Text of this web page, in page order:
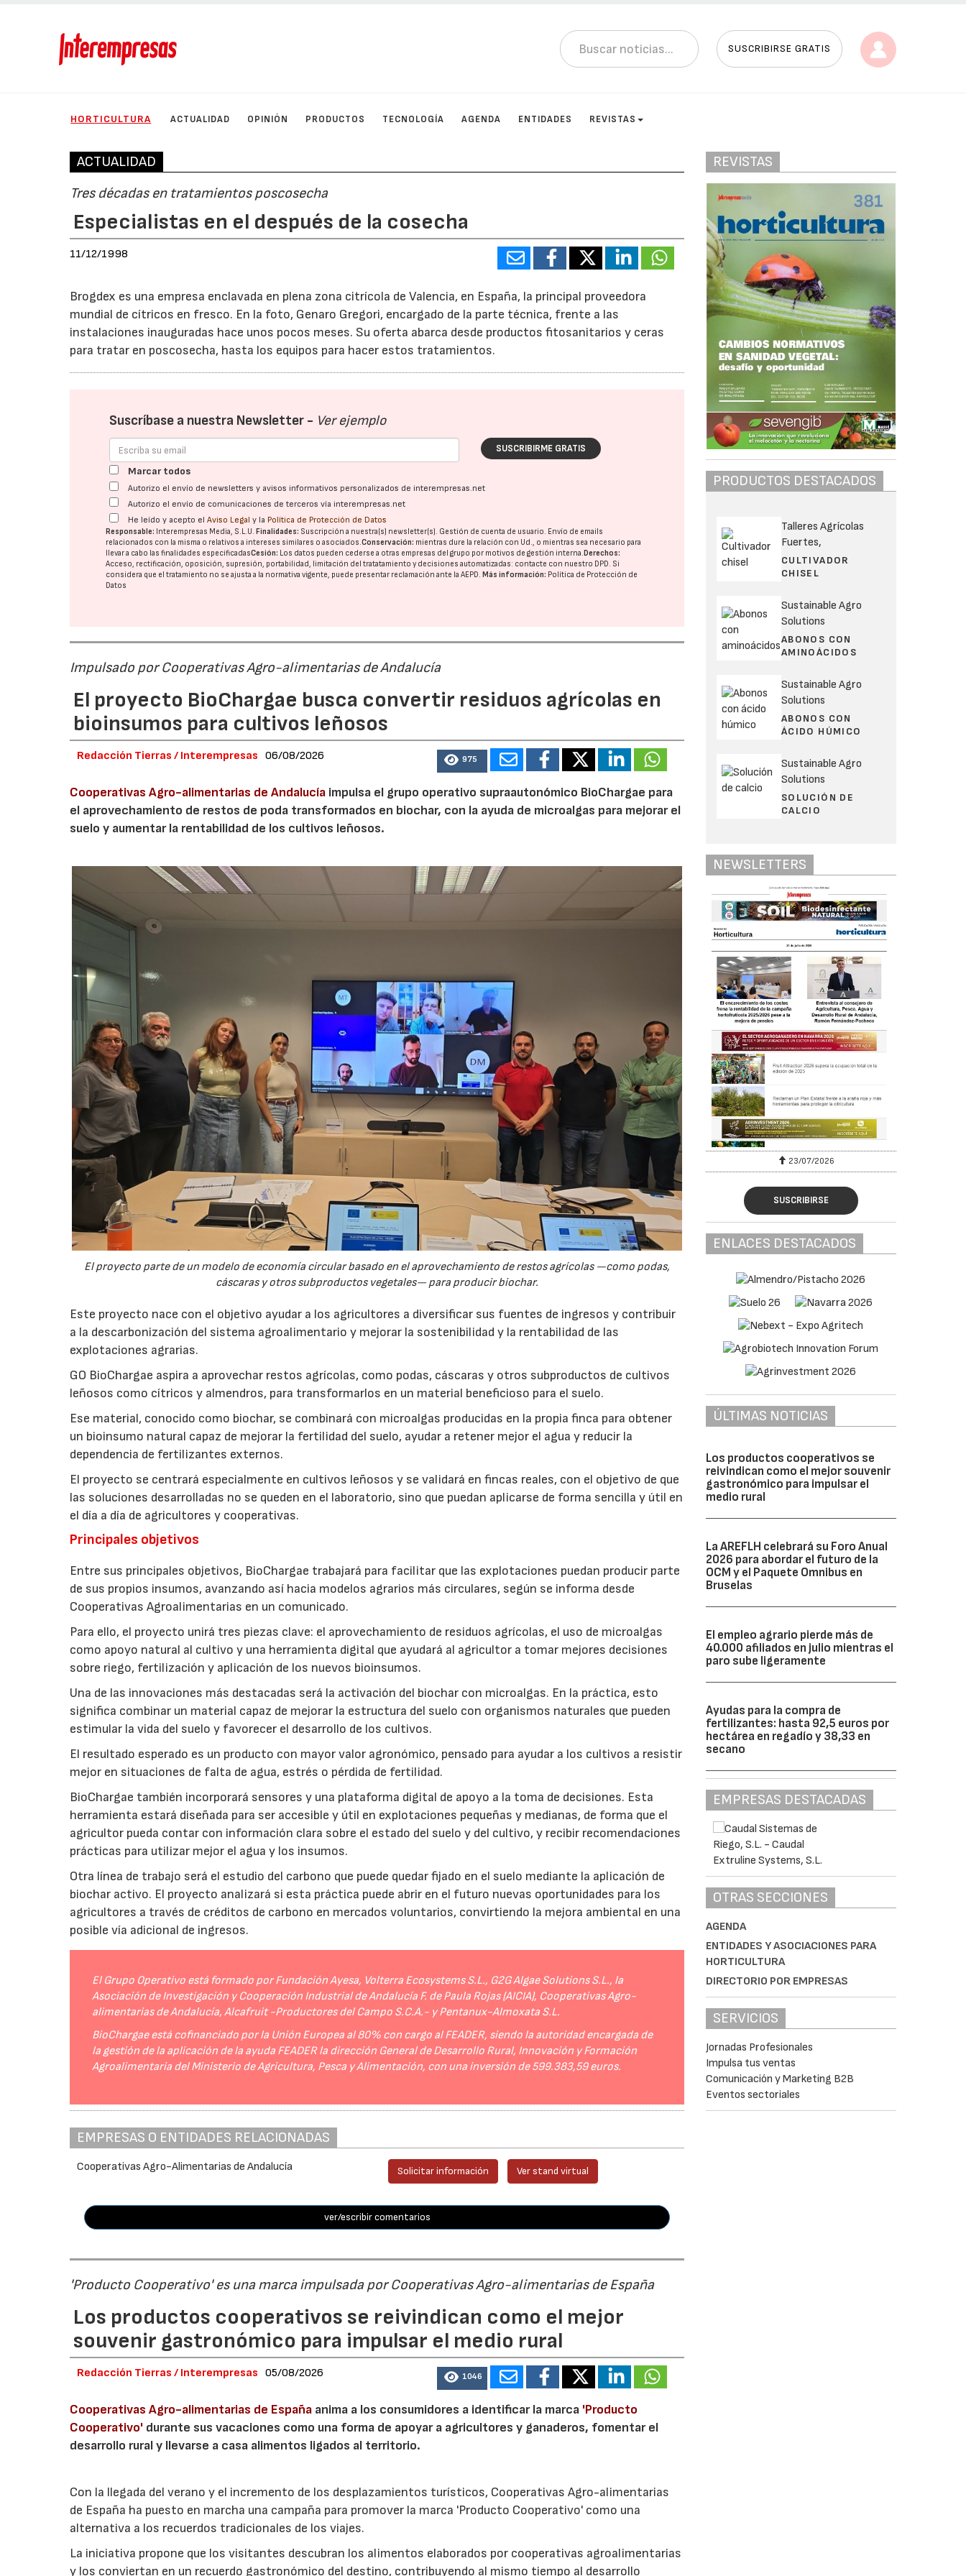
SUSCRIBIRSE GRATIS
HORTICULTURA ACTUALIDAD OPINIÓN PRODUCTOS TECNOLOGÍA AGENDA ENTIDADES REVISTAS
ACTUALIDAD
Tres décadas en tratamientos poscosecha
Especialistas en el después de la cosecha
11/12/1998
Brogdex es una empresa enclavada en plena zona citrícola de Valencia, en España, la principal proveedora
mundial de cítricos en fresco. En la foto, Genaro Gregori, encargado de la parte técnica, frente a las
instalaciones inauguradas hace unos pocos meses. Su oferta abarca desde productos fitosanitarios y ceras
para tratar en poscosecha, hasta los equipos para hacer estos tratamientos.
Suscríbase a nuestra Newsletter - Ver ejemplo
SUSCRIBIRME GRATIS
Marcar todos
Autorizo el envío de newsletters y avisos informativos personalizados de interempresas.net
Autorizo el envío de comunicaciones de terceros vía interempresas.net
He leído y acepto elAviso Legal y la Política de Protección de Datos
Responsable: Interempresas Media, S.L.U. Finalidades: Suscripción a nuestra(s) newsletter(s). Gestión de cuenta de usuario. Envío de emails
relacionados con la misma o relativos a intereses similares o asociados.Conservación: mientras dure la relación con Ud., o mientras sea necesario para
llevar a cabo las finalidades especificadasCesión: Los datos pueden cederse a otras empresas del grupo por motivos de gestión interna. Derechos:
Acceso, rectificación, oposición, supresión, portabilidad, limitación del tratatamiento y decisiones automatizadas: contacte con nuestro DPD. Si
considera que el tratamiento no se ajusta a la normativa vigente, puede presentar reclamación ante laAEPD. Más información: Política de Protección de
Datos
Impulsado por Cooperativas Agro-alimentarias de Andalucía
El proyecto BioChargae busca convertir residuos agrícolas en
bioinsumos para cultivos leñosos
Redacción Tierras / Interempresas 06/08/2026 975
Cooperativas Agro-alimentarias de Andalucía impulsa el grupo operativo supraautonómico BioChargae para
el aprovechamiento de restos de poda transformados en biochar, con la ayuda de microalgas para mejorar el
suelo y aumentar la rentabilidad de los cultivos leñosos.
El proyecto parte de un modelo de economía circular basado en el aprovechamiento de restos agrícolas —como podas,
cáscaras y otros subproductos vegetales— para producir biochar.
Este proyecto nace con el objetivo ayudar a los agricultores a diversificar sus fuentes de ingresos y contribuir
a la descarbonización del sistema agroalimentario y mejorar la sostenibilidad y la rentabilidad de las
explotaciones agrarias.
GO BioChargae aspira a aprovechar restos agrícolas, como podas, cáscaras y otros subproductos de cultivos
leñosos como cítricos y almendros, para transformarlos en un material beneficioso para el suelo.
Ese material, conocido como biochar, se combinará con microalgas producidas en la propia finca para obtener
un bioinsumo natural capaz de mejorar la fertilidad del suelo, ayudar a retener mejor el agua y reducir la
dependencia de fertilizantes externos.
El proyecto se centrará especialmente en cultivos leñosos y se validará en fincas reales, con el objetivo de que
las soluciones desarrolladas no se queden en el laboratorio, sino que puedan aplicarse de forma sencilla y útil en
el día a día de agricultores y cooperativas.
Principales objetivos
Entre sus principales objetivos, BioChargae trabajará para facilitar que las explotaciones puedan producir parte
de sus propios insumos, avanzando así hacia modelos agrarios más circulares, según se informa desde
Cooperativas Agroalimentarias en un comunicado.
Para ello, el proyecto unirá tres piezas clave: el aprovechamiento de residuos agrícolas, el uso de microalgas
como apoyo natural al cultivo y una herramienta digital que ayudará al agricultor a tomar mejores decisiones
sobre riego, fertilización y aplicación de los nuevos bioinsumos.
Una de las innovaciones más destacadas será la activación del biochar con microalgas. En la práctica, esto
significa combinar un material capaz de mejorar la estructura del suelo con organismos naturales que pueden
estimular la vida del suelo y favorecer el desarrollo de los cultivos.
El resultado esperado es un producto con mayor valor agronómico, pensado para ayudar a los cultivos a resistir
mejor en situaciones de falta de agua, estrés o pérdida de fertilidad.
BioChargae también incorporará sensores y una plataforma digital de apoyo a la toma de decisiones. Esta
herramienta estará diseñada para ser accesible y útil en explotaciones pequeñas y medianas, de forma que el
agricultor pueda contar con información clara sobre el estado del suelo y del cultivo, y recibir recomendaciones
prácticas para utilizar mejor el agua y los insumos.
Otra línea de trabajo será el estudio del carbono que puede quedar fijado en el suelo mediante la aplicación de
biochar activo. El proyecto analizará si esta práctica puede abrir en el futuro nuevas oportunidades para los
agricultores a través de créditos de carbono en mercados voluntarios, convirtiendo la mejora ambiental en una
posible vía adicional de ingresos.
El Grupo Operativo está formado por Fundación Ayesa, Volterra Ecosystems S.L., G2G Algae Solutions S.L., la
Asociación de Investigación y Cooperación Industrial de Andalucía F. de Paula Rojas (AICIA), Cooperativas Agro-
alimentarias de Andalucía, Alcafruit -Productores del Campo S.C.A.- y Pentanux-Almoxata S.L.
BioChargae está cofinanciado por la Unión Europea al 80% con cargo al FEADER, siendo la autoridad encargada de
la gestión de la aplicación de la ayuda FEADER la dirección General de Desarrollo Rural, Innovación y Formación
Agroalimentaria del Ministerio de Agricultura, Pesca y Alimentación, con una inversión de 599.383,59 euros.
EMPRESAS O ENTIDADES RELACIONADAS
Cooperativas Agro-Alimentarias de Andalucía Solicitar información Ver stand virtual
ver/escribir comentarios
'Producto Cooperativo' es una marca impulsada por Cooperativas Agro-alimentarias de España
Los productos cooperativos se reivindican como el mejor
souvenir gastronómico para impulsar el medio rural
Redacción Tierras / Interempresas 05/08/2026 1046
Cooperativas Agro-alimentarias de España anima a los consumidores a identificar la marca 'Producto
Cooperativo' durante sus vacaciones como una forma de apoyar a agricultores y ganaderos, fomentar el
desarrollo rural y llevarse a casa alimentos ligados al territorio.
Con la llegada del verano y el incremento de los desplazamientos turísticos, Cooperativas Agro-alimentarias
de España ha puesto en marcha una campaña para promover la marca 'Producto Cooperativo' como una
alternativa a los recuerdos tradicionales de los viajes.
La iniciativa propone que los visitantes descubran los alimentos elaborados por cooperativas agroalimentarias
y los conviertan en un recuerdo gastronómico del destino, contribuyendo al mismo tiempo al desarrollo
REVISTAS
PRODUCTOS DESTACADOS
Talleres Agrícolas
Fuertes,
CULTIVADOR
CHISEL
Sustainable Agro
Solutions
ABONOS CON
AMINOÁCIDOS
Sustainable Agro
Solutions
ABONOS CON
ÁCIDO HÚMICO
Sustainable Agro
Solutions
SOLUCIÓN DE
CALCIO
NEWSLETTERS
30/07/2026 23/07/2026
SUSCRIBIRSE
ENLACES DESTACADOS
ÚLTIMAS NOTICIAS
Los productos cooperativos se
reivindican como el mejor souvenir
gastronómico para impulsar el
medio rural
La AREFLH celebrará su Foro Anual
2026 para abordar el futuro de la
OCM y el Paquete Omnibus en
Bruselas
El empleo agrario pierde más de
40.000 afiliados en julio mientras el
paro sube ligeramente
Ayudas para la compra de
fertilizantes: hasta 92,5 euros por
hectárea en regadío y 38,33 en
secano
EMPRESAS DESTACADAS
OTRAS SECCIONES
AGENDA
ENTIDADES Y ASOCIACIONES PARA
HORTICULTURA
DIRECTORIO POR EMPRESAS
SERVICIOS
Jornadas Profesionales
Impulsa tus ventas
Comunicación y Marketing B2B
Eventos sectoriales